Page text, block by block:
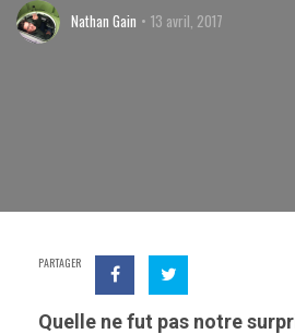
Nathan Gain 13 avril, 2017
PARTAGER
Quelle ne fut pas notre